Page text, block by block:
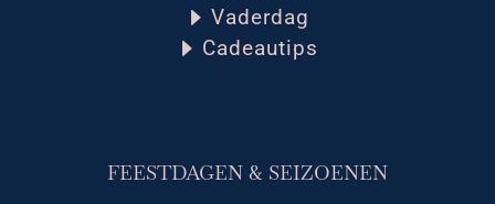
Vaderdag
Cadeautips
FEESTDAGEN & SEIZOENEN